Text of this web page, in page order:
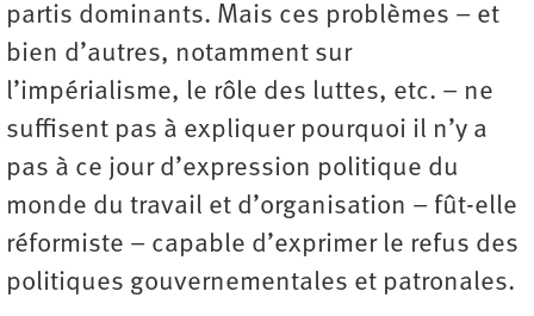
partis dominants. Mais ces problèmes – et
bien d’autres, notamment sur
l’impérialisme, le rôle des luttes, etc. – ne
suffisent pas à expliquer pourquoi il n’y a
pas à ce jour d’expression politique du
monde du travail et d’organisation – fût-elle
réformiste – capable d’exprimer le refus des
politiques gouvernementales et patronales.